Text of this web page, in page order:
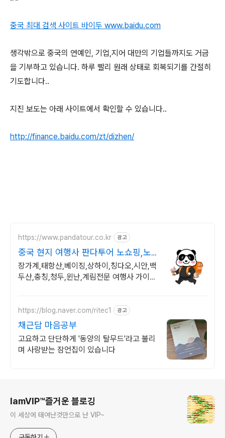
중국 최대 검색 사이트 바이두 www.baidu.com
생각밖으로 중국의 연예인, 기업,지어 대만의 기업들까지도 거금
을 기부하고 있습니다. 하루 빨리 원래 상태로 회복되기를 간절히
기도합니다..
지진 보도는 아래 사이트에서 확인할 수 있습니다..
http://finance.baidu.com/zt/dizhen/
https://www.pandatour.co.kr 광고
중국 현지 여행사 판다투어 노쇼핑,노
옵션,노팁
장가계,태항산,베이징,상하이,칭다오,시안,백
두산,충칭,청두,윈난,계림전문 여행사 가이드
https://blog.naver.com/ritec1 광고
채근담 마음공부
고요하고 단단하게 '동양의 탈무드'라고 불리
며 사랑받는 잠언집이 있습니다
IamVIP™즐거운 블로깅
이 세상에 태여난것만으로 난 VIP~